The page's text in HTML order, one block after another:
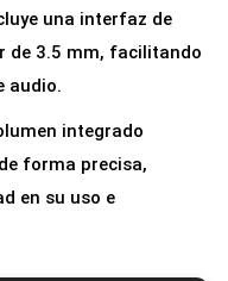
una interfaz de
de 3.5 mm, facilitando
audio.
integrado
forma precisa,
en su uso e